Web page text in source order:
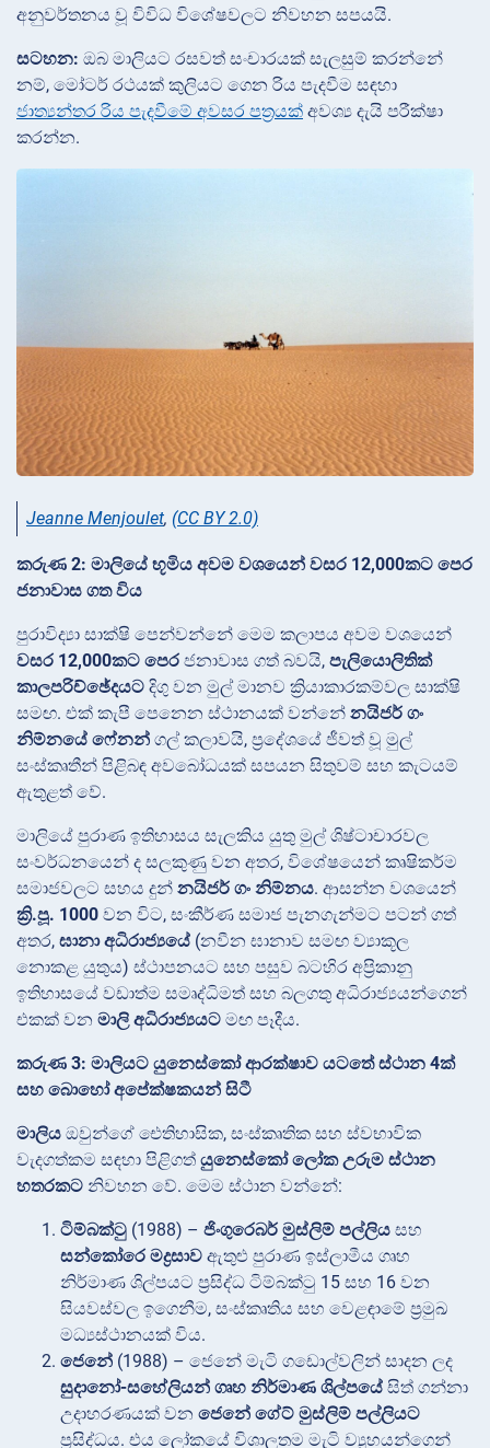
අනුවර්තනය වූ විවිධ විශේෂවලට නිවහන සපයයි.
සටහන: ඔබ මාලියට රසවත් සංචාරයක් සැලසුම් කරන්නේ
නම්, මෝටර් රථයක් කුලියට ගෙන රිය පැදවීම සඳහා
ජාත්‍යන්තර රිය පැදවීමේ අවසර පත්‍රයක් අවශ්‍ය දැයි පරීක්ෂා
කරන්න.
Jeanne Menjoulet, (CC BY 2.0)
කරුණ 2: මාලියේ භූමිය අවම වශයෙන් වසර 12,000කට පෙර
ජනාවාස ගත විය
පුරාවිද්‍යා සාක්ෂි පෙන්වන්නේ මෙම කලාපය අවම වශයෙන්
වසර 12,000කට පෙර ජනාවාස ගත් බවයි, පැලියොලිතික්
කාලපරිච්ඡේදයට දිගු වන මුල් මානව ක්‍රියාකාරකම්වල සාක්ෂි
සමඟ. එක් කැපී පෙනෙන ස්ථානයක් වන්නේ නයිජර් ගං
නිම්නයේ ෆේනන් ගල් කලාවයි, ප්‍රදේශයේ ජීවත් වූ මුල්
සංස්කෘතීන් පිළිබඳ අවබෝධයක් සපයන සිතුවම් සහ කැටයම්
ඇතුළත් වේ.
මාලියේ පුරාණ ඉතිහාසය සැලකිය යුතු මුල් ශිෂ්ටාචාරවල
සංවර්ධනයෙන් ද සලකුණු වන අතර, විශේෂයෙන් කෘෂිකර්ම
සමාජවලට සහය දුන් නයිජර් ගං නිම්නය. ආසන්න වශයෙන්
ක්‍රි.පූ. 1000 වන විට, සංකීර්ණ සමාජ පැනගැන්මට පටන් ගත්
අතර, ඝානා අධිරාජ්‍යයේ (නවීන ඝානාව සමඟ ව්‍යාකූල
නොකළ යුතුය) ස්ථාපනයට සහ පසුව බටහිර අප්‍රිකානු
ඉතිහාසයේ වඩාත්ම සමෘද්ධිමත් සහ බලගතු අධිරාජ්‍යයන්ගෙන්
එකක් වන මාලි අධිරාජ්‍යයට මඟ පෑදීය.
කරුණ 3: මාලියට යුනෙස්කෝ ආරක්ෂාව යටතේ ස්ථාන 4ක්
සහ බොහෝ අපේක්ෂකයන් සිටී
මාලිය ඔවුන්ගේ ඓතිහාසික, සංස්කෘතික සහ ස්වභාවික
වැදගත්කම සඳහා පිළිගත් යුනෙස්කෝ ලෝක උරුම ස්ථාන
හතරකට නිවහන වේ. මෙම ස්ථාන වන්නේ:
ටිම්බක්ටු (1988) – ජිංගුරෙබර් මුස්ලිම් පල්ලිය සහ
සන්කෝරෙ මද්‍රසාව ඇතුළු පුරාණ ඉස්ලාමීය ගෘහ
නිර්මාණ ශිල්පයට ප්‍රසිද්ධ ටිම්බක්ටු 15 සහ 16 වන
සියවස්වල ඉගෙනීම, සංස්කෘතිය සහ වෙළඳාමේ ප්‍රමුඛ
මධ්‍යස්ථානයක් විය.
ජෙනේ (1988) – ජෙනේ මැටි ගඩොල්වලින් සාදන ලද
සුදානෝ-සහේලියන් ගෘහ නිර්මාණ ශිල්පයේ සිත් ගන්නා
උදාහරණයක් වන ජෙනේ ගේට් මුස්ලිම් පල්ලියට
ප්‍රසිද්ධය. එය ලෝකයේ විශාලතම මැටි ව්‍යුහයන්ගෙන්